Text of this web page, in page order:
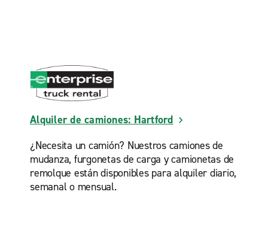
Alquiler de camiones: Hartford
¿Necesita un camión? Nuestros camiones de
mudanza, furgonetas de carga y camionetas de
remolque están disponibles para alquiler diario,
semanal o mensual.